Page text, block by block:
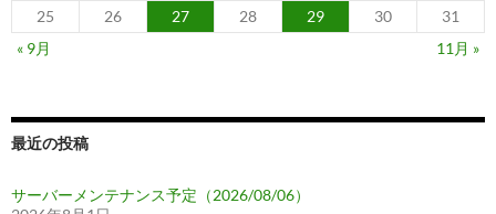
25
26 27 28 29 30
31
« 9月
11月 »
最近の投稿
サーバーメンテナンス予定（2026/08/06）